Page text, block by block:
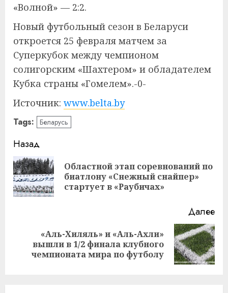
«Волной» — 2:2.
Новый футбольный сезон в Беларуси
откроется 25 февраля матчем за
Суперкубок между чемпионом
солигорским «Шахтером» и обладателем
Кубка страны «Гомелем».-0-
Источник: www.belta.by
Tags: Беларусь
Навигация
записи
Назад
Областной этап соревнований по
биатлону «Снежный снайпер»
стартует в «Раубичах»
Далее
Следующая
запись:
«Аль-Хиляль» и «Аль-Ахли»
вышли в 1/2 финала клубного
чемпионата мира по футболу